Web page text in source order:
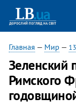
Главная — Мир —
Зеленский
Римского